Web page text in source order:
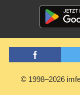
© 1998–2026